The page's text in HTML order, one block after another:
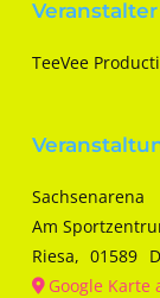
Veranstalter
TeeVee
Sachsenarena
Am
Riesa, 01589
Google Karte